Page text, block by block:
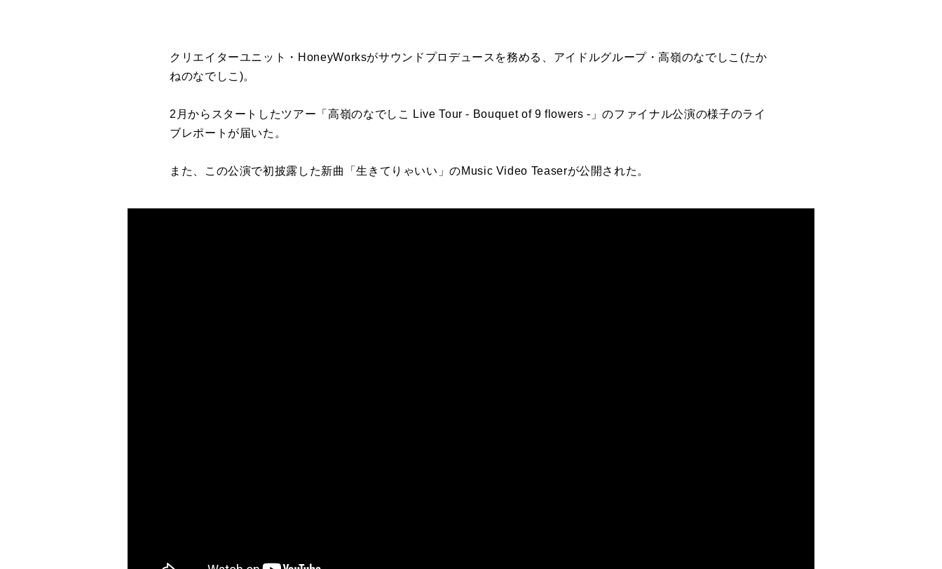
クリエイターユニット・HoneyWorksがサウンドプロデュースを務める、アイドルグループ・高嶺のなでしこ(たか
ねのなでしこ)。
2月からスタートしたツアー「高嶺のなでしこ Live Tour - Bouquet of 9 flowers -」のファイナル公演の様子のライ
ブレポートが届いた。
また、この公演で初披露した新曲「生きてりゃいい」のMusic Video Teaserが公開された。